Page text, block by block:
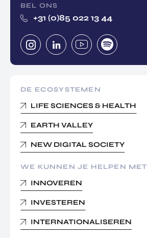
BEL ONS
+31 (0)85 022 13 44
DE ECOSYSTEMEN
LIFE SCIENCES & HEALTH
EARTH VALLEY
NEW DIGITAL SOCIETY
WE KUNNEN JE HELPEN MET
INNOVEREN
INVESTEREN
INTERNATIONALISEREN